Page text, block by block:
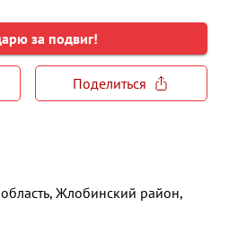
за подвиг!
Поделиться
Жлобинский район,